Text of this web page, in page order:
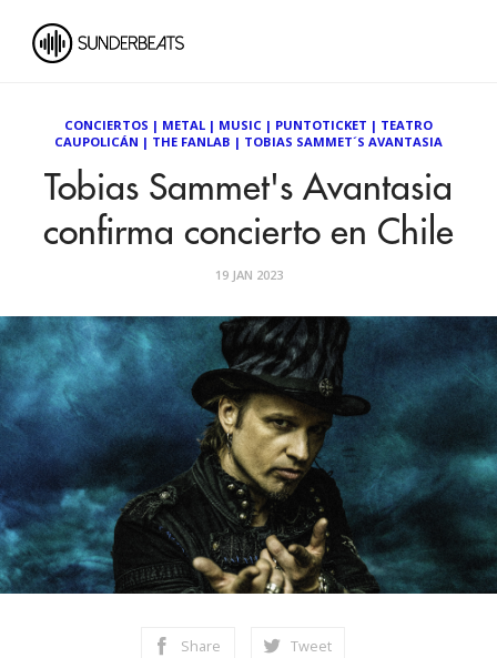
CONCIERTOS | METAL | MUSIC | PUNTOTICKET | TEATRO
CAUPOLICÁN | THE FANLAB | TOBIAS SAMMET´S AVANTASIA
Tobias Sammet's Avantasia
confirma concierto en Chile
19 JAN 2023
Share Tweet